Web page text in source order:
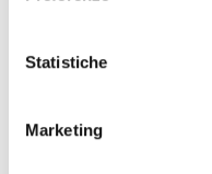
Statistiche
Marketing